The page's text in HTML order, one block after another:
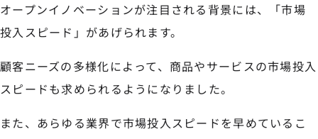
オープンイノベーションが注目される背景には、「市場
投入スピード」があげられます。
顧客ニーズの多様化によって、商品やサービスの市場投入
スピードも求められるようになりました。
また、あらゆる業界で市場投入スピードを早めているこ